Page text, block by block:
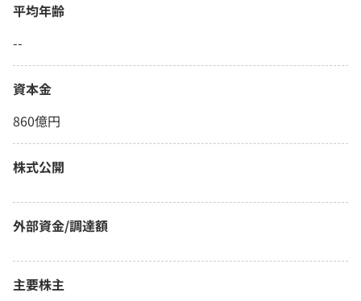
平均年齢
--
資本金
860億円
株式公開
外部資金/調達額
主要株主